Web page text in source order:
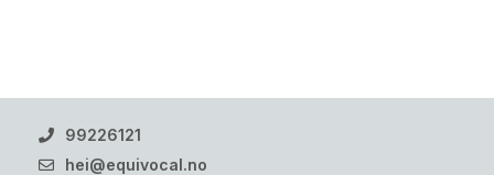
99226121
hei@equivocal.no